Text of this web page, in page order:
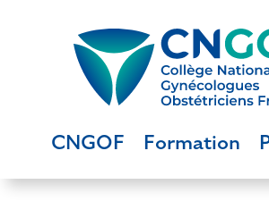
CNGOF Formation